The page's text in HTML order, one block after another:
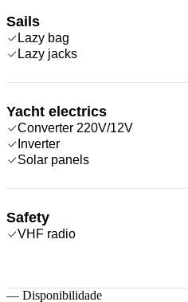
Sails
Lazy bag
Lazy jacks
Yacht electrics
Converter 220V/12V
Inverter
Solar panels
Safety
VHF radio
— Disponibilidade